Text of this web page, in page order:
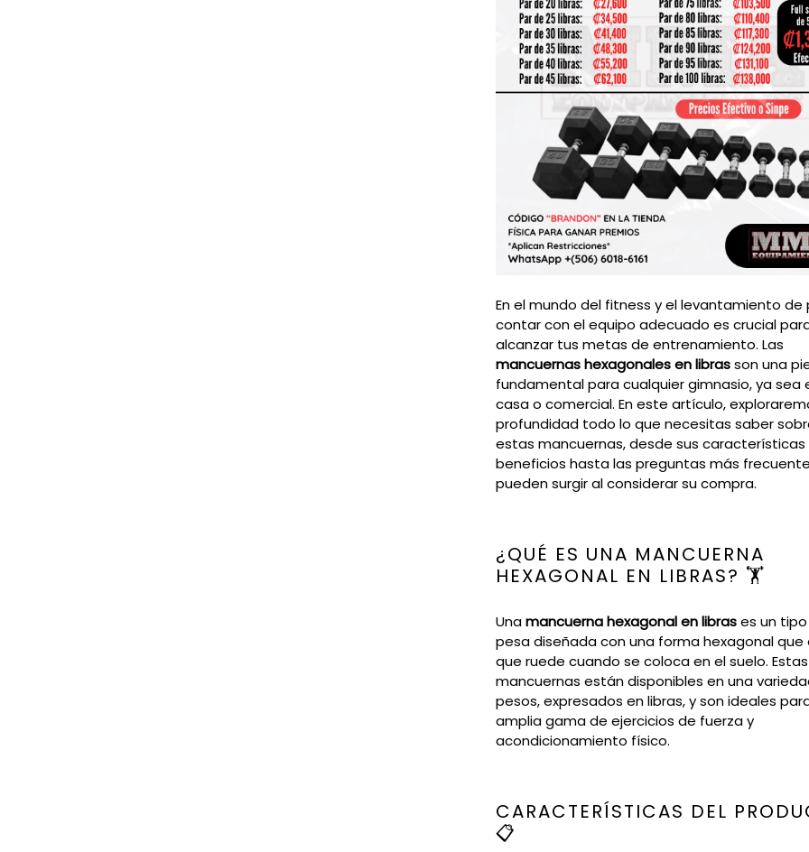
En el mundo del fitness y el levantamiento de
contar con el equipo adecuado es crucial
alcanzar tus metas de entrenamiento. Las
mancuernas hexagonales en librasson una
fundamental para cualquier gimnasio, ya sea
casa o comercial. En este artículo,
profundidad todo lo que necesitas saber
estas mancuernas, desde sus características
beneficios hasta las preguntas más
pueden surgir al considerar su compra.
¿QUÉ ES UNA MANCUERNA
HEXAGONAL EN LIBRAS? 🏋️
Unamancuerna hexagonal en librases un
pesa diseñada con una forma hexagonal que
que ruede cuando se coloca en el suelo. Estas
mancuernas están disponibles en una
pesos, expresados en libras, y son ideales
amplia gama de ejercicios de fuerza y
acondicionamiento físico.
CARACTERÍSTICAS DEL
📋